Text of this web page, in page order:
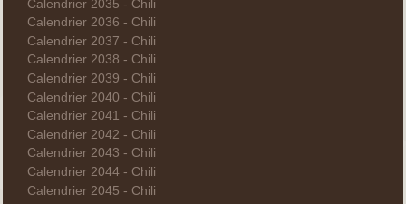
Calendrier 2035 - Chili
Calendrier 2036 - Chili
Calendrier 2037 - Chili
Calendrier 2038 - Chili
Calendrier 2039 - Chili
Calendrier 2040 - Chili
Calendrier 2041 - Chili
Calendrier 2042 - Chili
Calendrier 2043 - Chili
Calendrier 2044 - Chili
Calendrier 2045 - Chili